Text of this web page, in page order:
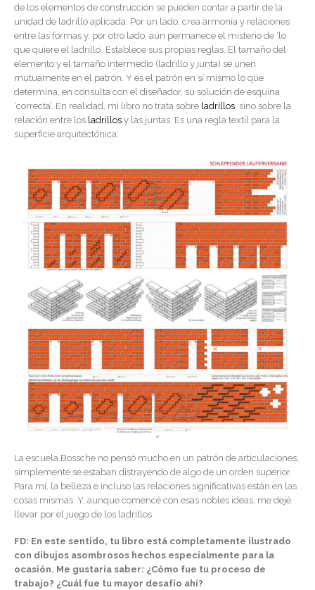
de los elementos de construcción se pueden contar a partir de la
unidad de ladrillo aplicada. Por un lado, crea armonía y relaciones
entre las formas y, por otro lado, aún permanece el misterio de ‘lo
que quiere el ladrillo’. Establece sus propias reglas. El tamaño del
elemento y el tamaño intermedio (ladrillo y junta) se unen
mutuamente en el patrón. Y es el patrón en sí mismo lo que
determina, en consulta con el diseñador, su solución de esquina
‘correcta’. En realidad, mi libro no trata sobre ladrillos, sino sobre la
relación entre los ladrillos y las juntas. Es una regla textil para la
superficie arquitectónica.
La escuela Bossche no pensó mucho en un patrón de articulaciones;
simplemente se estaban distrayendo de algo de un orden superior.
Para mí, la belleza e incluso las relaciones significativas están en las
cosas mismas. Y, aunque comencé con esas nobles ideas, me dejé
llevar por el juego de los ladrillos.
FD: En este sentido, tu libro está completamente ilustrado
con dibujos asombrosos hechos especialmente para la
ocasión. Me gustaría saber: ¿Cómo fue tu proceso de
trabajo? ¿Cuál fue tu mayor desafío ahí?